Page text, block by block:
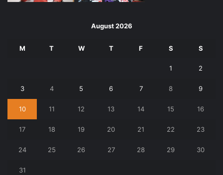
August 2026
M T W T F S S
1 2
3 4 5 6 7 8 9
10 11 12 13 14 15 16
17 18 19 20 21 22 23
24 25 26 27 28 29 30
31